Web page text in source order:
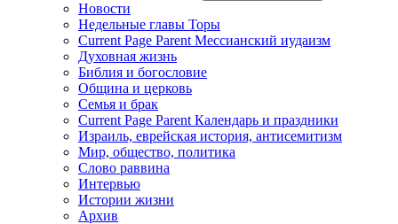
Новости
Недельные главы Торы
Current Page Parent Мессианский иудаизм
Духовная жизнь
Библия и богословие
Община и церковь
Семья и брак
Current Page Parent Календарь и праздники
Израиль, еврейская история, антисемитизм
Мир, общество, политика
Слово раввина
Интервью
Истории жизни
Архив